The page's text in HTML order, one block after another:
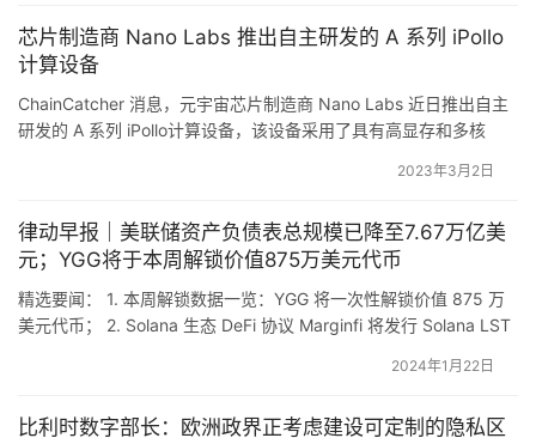
2023 年第三季度完成的大多数交易涉及 A 轮融资阶段的初
创公司，种子前交易数量环比略有下降。
就投资规模而言，早期阶段的交易（Pre-Seed、Seed 和 A
轮）占据了绝大部分投资（83.5%），相比之下，后期阶段
的交易仅占 16.5%。这延续了上个季度的趋势。
按公司成立年份划分
芯片制造商 Nano Labs 推出自主研发的 A 系列 iPollo
计算设备
ChainCatcher 消息，元宇宙芯片制造商 Nano Labs 近日推出自主
研发的 A 系列 iPollo计算设备，该设备采用了具有高显存和多核
证明 (ZKP) 的计算。零知识证明在加密空间和 Web 3.0 中发挥了重
Nano …
2023年3月2日
律动早报｜美联储资产负债表总规模已降至7.67万亿美
元；YGG将于本周解锁价值875万美元代币
精选要闻： 1. 本周解锁数据一览：YGG 将一次性解锁价值 875 万
美元代币； 2. Solana 生态 DeFi 协议 Marginfi 将发行 Solana LST
Launchpool； 4. ARC20 代币 Sophon 铸造进度已达 97%； 5. 美
2024年1月22日
比利时数字部长：欧洲政界正考虑建设可定制的隐私区